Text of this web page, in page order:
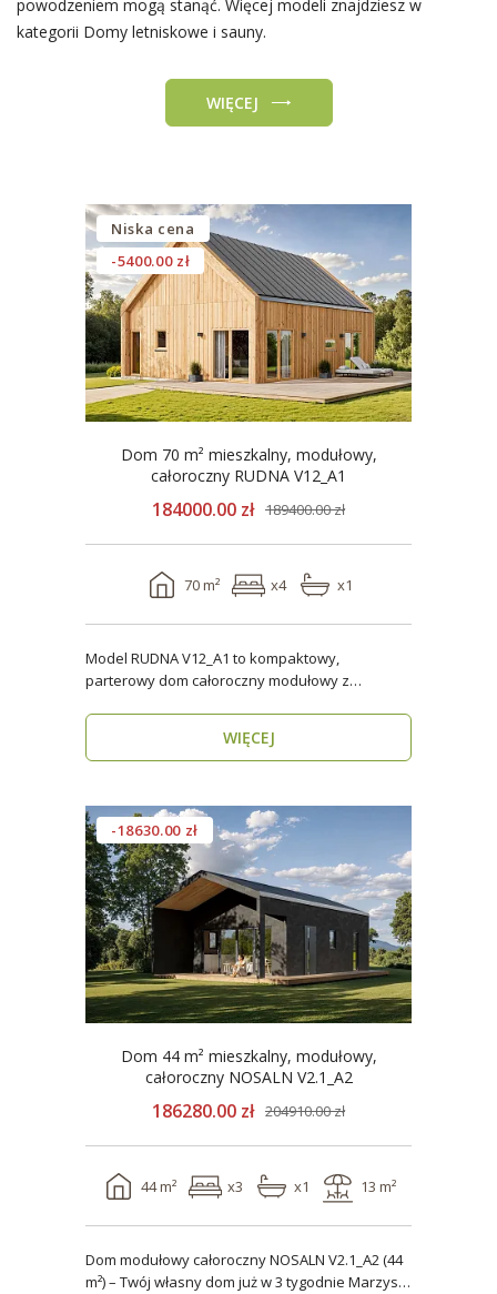
powodzeniem mogą stanąć. Więcej modeli znajdziesz w
kategorii Domy letniskowe i sauny.
WIĘCEJ
Niska cena
-5400.00 zł
Dom 70 m² mieszkalny, modułowy,
całoroczny RUDNA V12_A1
184000.00 zł 189400.00 zł
70 m² x4 x1
Model RUDNA V12_A1 to kompaktowy,
parterowy dom całoroczny modułowy z
WIĘCEJ
-18630.00 zł
Dom 44 m² mieszkalny, modułowy,
całoroczny NOSALN V2.1_A2
186280.00 zł 204910.00 zł
44 m² x3 x1 13 m²
Dom modułowy całoroczny NOSALN V2.1_A2 (44
m²) – Twój własny dom już w 3 tygodnie Marzysz